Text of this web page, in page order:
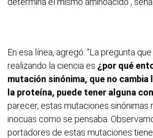
En esa línea, agregó: “La pregunta
realizando la ciencia es ¿por qué
mutación sinónima, que no cambia
la proteína, puede tener alguna
parecer, estas mutaciones sinónimas
inocuas como se pensaba.
portadores de estas mutaciones